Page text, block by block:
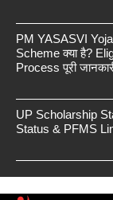
PM YASASVI
Scheme क्या है?
Process पूरी
UP Scholarship
Status & PFMS